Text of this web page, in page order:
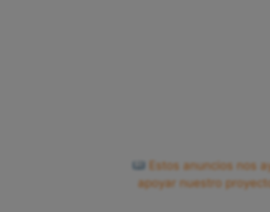
Estos anuncios nos
apoyar nuestro